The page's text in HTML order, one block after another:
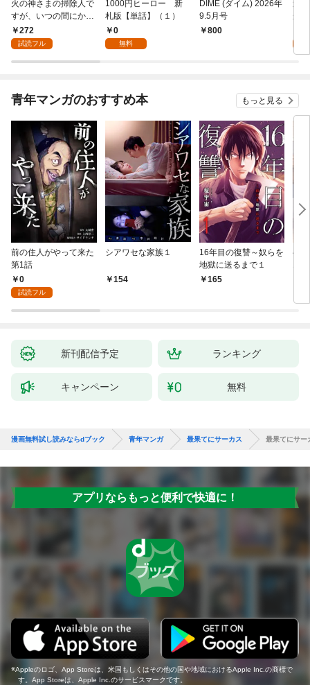
火の神さまの掃除人で
すが、いつの間にか花
嫁として溺愛されてい
ます【単話】（１）
272
試読フル
1000円ヒーロー 新
札版【単話】（１）
0
無料
DIME (ダイム) 2026年
9.5月号
￥800
追
か
れ
（
青年マンガのおすすめ本 もっと見る
前の住人がやって来た
第1話
0
試読フル
シアワセな家族１
154
16年目の復讐～奴らを
地獄に送るまで１
165
ベ
新刊配信予定 ランキング
キャンペーン 無料
漫画無料試し読みならdブック 青年マンガ 最果てにサーカス 最果てにサー
アプリならもっと便利で快適に！
Appleのロゴ、App Storeは、米国もしくはその他の国や地域におけるApple Inc.の商標で
す。App Storeは、Apple Inc.のサービスマークです。